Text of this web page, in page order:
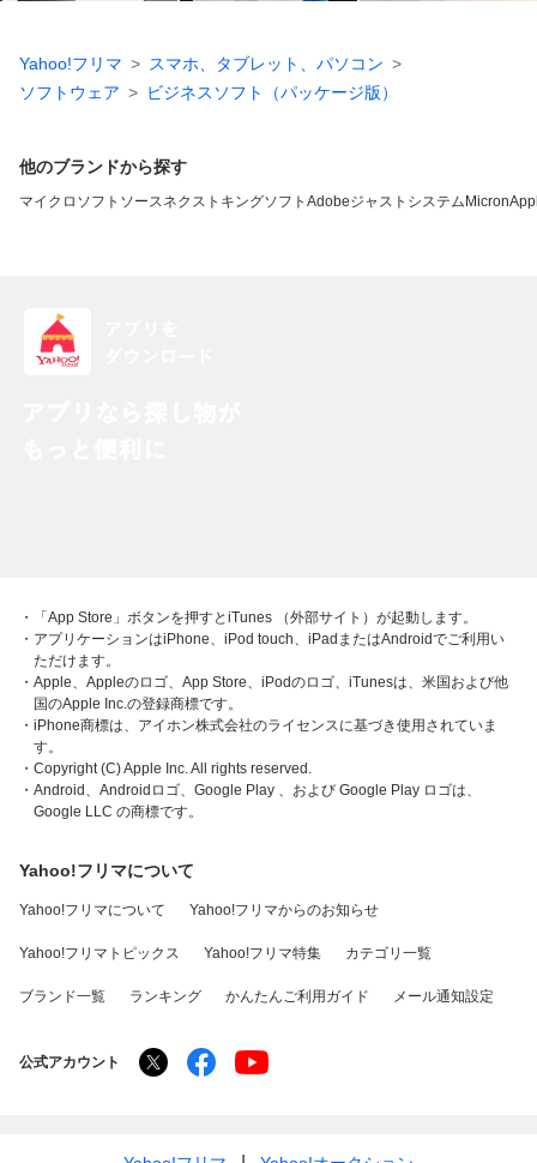
Yahoo!フリマ
スマホ、タブレット、パソコン
ソフトウェア
ビジネスソフト（パッケージ版）
他のブランドから探す
マイクロソフト ソースネクスト キングソフト Adobeジャストシステム Micron
・「App Store」ボタンを押すとiTunes （外部サイト）が起動します。
・アプリケーションはiPhone、iPod touch、iPadまたはAndroidでご利用い
ただけます。
・Apple、Appleのロゴ、App Store、iPodのロゴ、iTunesは、米国および他
国のApple Inc.の登録商標です。
・iPhone商標は、アイホン株式会社のライセンスに基づき使用されていま
す。
・Copyright (C) Apple Inc. All rights reserved.
・Android、Androidロゴ、Google Play 、および Google Play ロゴは、
Google LLC の商標です。
Yahoo!フリマについて
Yahoo!フリマについて Yahoo!フリマからのお知らせ
Yahoo!フリマトピックス Yahoo!フリマ特集 カテゴリ一覧
ブランド一覧 ランキング かんたんご利用ガイド メール通知設定
公式アカウント